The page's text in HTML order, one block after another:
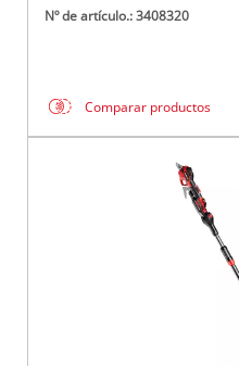
Nº de artículo.: 3408320
Comparar productos